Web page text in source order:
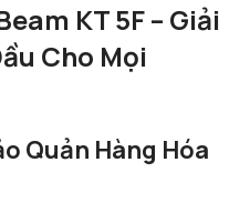
KT 5F – Giải
Cho Mọi
Quản Hàng Hóa